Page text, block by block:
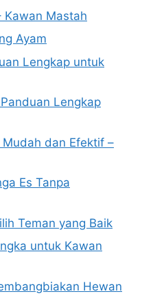
Kawan Mastah
Ayam
Lengkap untuk
Lengkap
dan Efektif –
Es Tanpa
Teman yang Baik
untuk Kawan
Hewan